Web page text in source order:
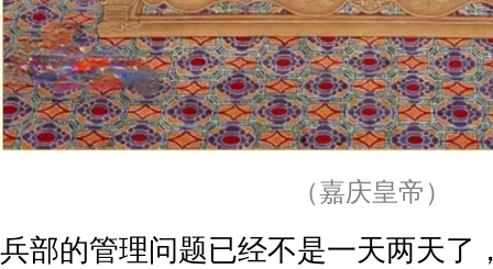
（嘉庆皇帝）
兵部的管理问题已经不是一天两天了